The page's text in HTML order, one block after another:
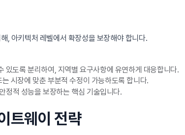
, 아키텍처 레벨에서 확장성을 보장해야 합니다.
도록 분리하여, 지역별 요구사항에 유연하게 대응합니다.
시장에 맞춘 부분적 수정이 가능하도록 합니다.
정적 성능을 보장하는 핵심 기술입니다.
트웨이 전략